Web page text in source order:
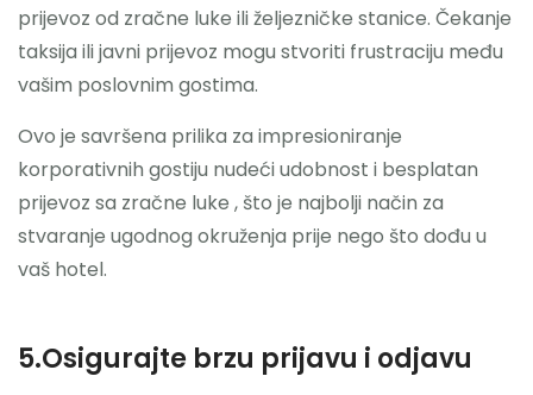
prijevoz od zračne luke ili željezničke stanice. Čekanje
taksija ili javni prijevoz mogu stvoriti frustraciju među
vašim poslovnim gostima.
Ovo je savršena prilika za impresioniranje
korporativnih gostiju nudeći udobnost i besplatan
prijevoz sa zračne luke , što je najbolji način za
stvaranje ugodnog okruženja prije nego što dođu u
vaš hotel.
5.Osigurajte brzu prijavu i odjavu